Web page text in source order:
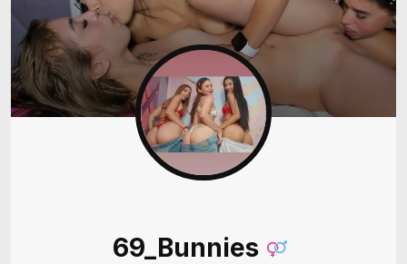
69_Bunnies